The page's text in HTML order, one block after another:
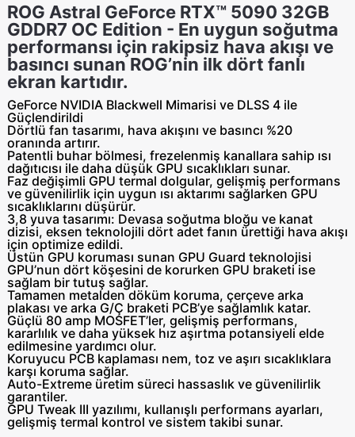
ROG Astral GeForce RTX™ 5090 32GB
GDDR7 OC Edition - En uygun soğutma
performansı için rakipsiz hava akışı ve
basıncı sunan ROG’nin ilk dört fanlı
ekran kartıdır.
GeForce NVIDIA Blackwell Mimarisi ve DLSS 4 ile
Güçlendirildi
Dörtlü fan tasarımı, hava akışını ve basıncı %20
oranında artırır.
Patentli buhar bölmesi, frezelenmiş kanallara sahip ısı
dağıtıcısı ile daha düşük GPU sıcaklıkları sunar.
Faz değişimli GPU termal dolgular, gelişmiş performans
ve güvenilirlik için uygun ısı aktarımı sağlarken GPU
sıcaklıklarını düşürür.
3,8 yuva tasarımı: Devasa soğutma bloğu ve kanat
dizisi, eksen teknolojili dört adet fanın ürettiği hava akışı
için optimize edildi.
Üstün GPU koruması sunan GPU Guard teknolojisi
GPU’nun dört köşesini de korurken GPU braketi ise
sağlam bir tutuş sağlar.
Tamamen metalden döküm koruma, çerçeve arka
plakası ve arka G/Ç braketi PCB’ye sağlamlık katar.
Güçlü 80 amp MOSFET’ler, gelişmiş performans,
kararlılık ve daha yüksek hız aşırtma potansiyeli elde
edilmesine yardımcı olur.
Koruyucu PCB kaplaması nem, toz ve aşırı sıcaklıklara
karşı koruma sağlar.
Auto-Extreme üretim süreci hassaslık ve güvenilirlik
garantiler.
GPU Tweak III yazılımı, kullanışlı performans ayarları,
gelişmiş termal kontrol ve sistem takibi sunar.